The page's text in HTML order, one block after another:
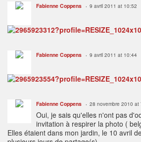
Fabienne Coppens 9 avril 2011 at 10:52
Fabienne Coppens 9 avril 2011 at 10:44
Fabienne Coppens 28 novembre 2010 at
Oui, je sais qu'elles n'ont pas
invitation à respirer la photo (
Elles étaient dans mon jardin, le 10 avril